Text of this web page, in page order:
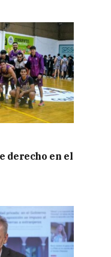
derecho en el